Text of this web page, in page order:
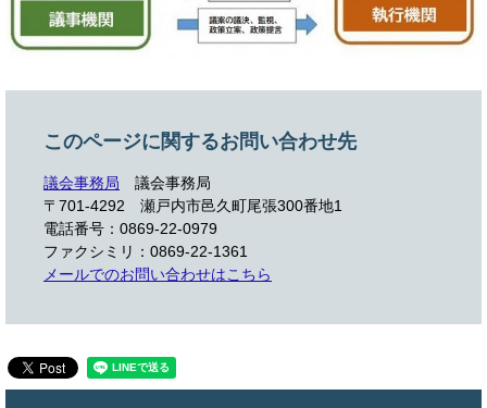
このページに関するお問い合わせ先
議会事務局
議会事務局
〒701-4292
瀬戸内市邑久町尾張300番地1
電話番号：0869-22-0979
ファクシミリ：0869-22-1361
メールでのお問い合わせはこちら